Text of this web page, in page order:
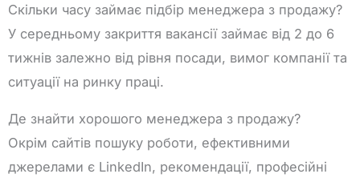
Скільки часу займає підбір менеджера з продажу?
У середньому закриття вакансії займає від 2 до 6
тижнів залежно від рівня посади, вимог компанії та
ситуації на ринку праці.
Де знайти хорошого менеджера з продажу?
Окрім сайтів пошуку роботи, ефективними
джерелами є LinkedIn, рекомендації, професійні